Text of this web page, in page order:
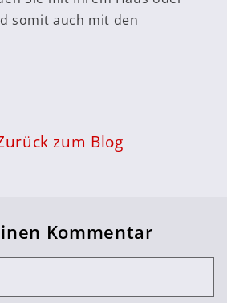
somit auch mit den
zum Blog
Kommentar